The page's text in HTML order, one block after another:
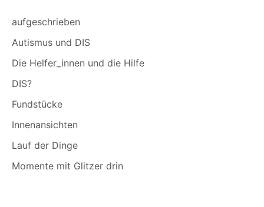
aufgeschrieben
Autismus und DIS
Die Helfer_innen und die Hilfe
DIS?
Fundstücke
Innenansichten
Lauf der Dinge
Momente mit Glitzer drin